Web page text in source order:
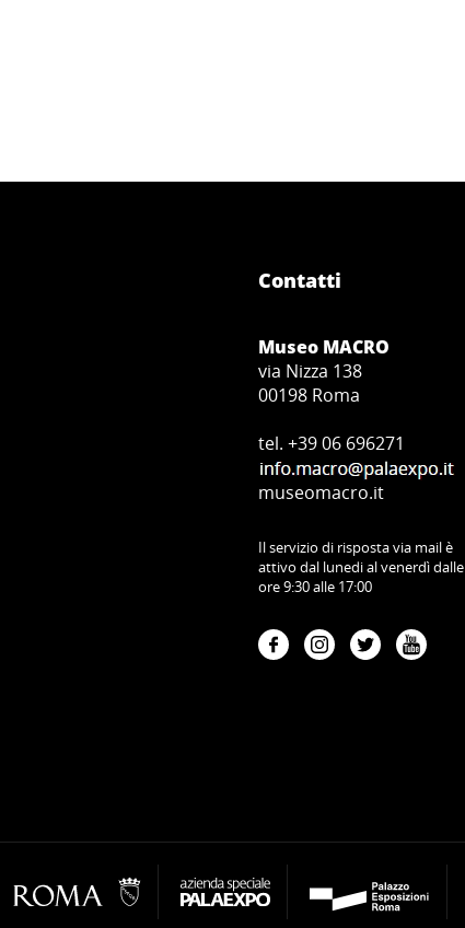
Contatti
Museo MACRO
via Nizza 138
00198 Roma
tel. +39 06 696271
museomacro.it
Il servizio di risposta via mail è
attivo dal lunedi al venerdì dalle
ore 9:30 alle 17:00